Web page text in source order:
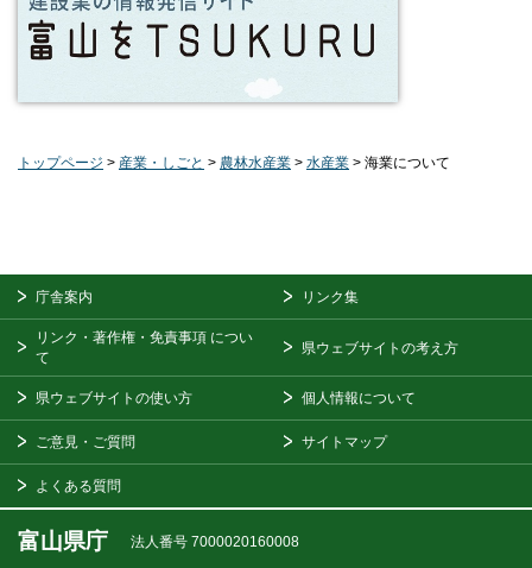
トップページ > 産業・しごと > 農林水産業 > 水産業 > 海業について
庁舎案内 リンク集
リンク・著作権・免責事項 につい
て
県ウェブサイトの考え方
県ウェブサイトの使い方 個人情報について
ご意見・ご質問 サイトマップ
よくある質問
富山県庁 法人番号 7000020160008